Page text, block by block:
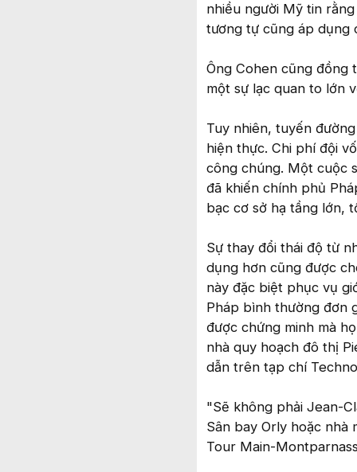
nhiều người Mỹ tin
tương tự cũng áp dụng
Ông Cohen cũng đồng
một sự lạc quan to lớn
Tuy nhiên, tuyến
hiện thực. Chi phí đội
công chúng. Một cuộc
đã khiến chính phủ
bạc cơ sở hạ tầng lớn,
Sự thay đổi thái độ từ
dụng hơn cũng được
này đặc biệt phục vụ
Pháp bình thường đơn
được chứng minh mà
nhà quy hoạch đô thị
dẫn trên tạp chí
"Sẽ không phải Jean-
Sân bay Orly hoặc
Tour Main-